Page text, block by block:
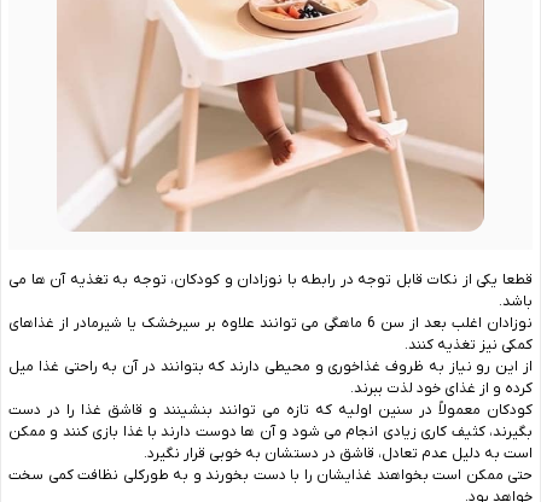
قطعا یکی از نکات قابل توجه در رابطه با نوزادان و کودکان، توجه به تغذیه آن ها می
باشد.
نوزادان اغلب بعد از سن 6 ماهگی می توانند علاوه بر سیرخشک یا شیرمادر از غذاهای
کمکی نیز تغذیه کنند.
از این رو نیاز به ظروف غذاخوری و محیطی دارند که بتوانند در آن به راحتی غذا میل
کرده و از غذای خود لذت ببرند.
کودکان معمولاً در سنین اولیه که تازه می ‌توانند بنشینند و قاشق غذا را در دست
بگیرند، کثیف کاری زیادی انجام می‌ شود و آن ‌ها دوست دارند با غذا بازی کنند و ممکن
است به دلیل عدم تعادل، قاشق در دستشان به‌ خوبی قرار نگیرد.
حتی ممکن است بخواهند غذایشان را با دست بخورند و به ‌طورکلی نظافت کمی سخت
خواهد بود.